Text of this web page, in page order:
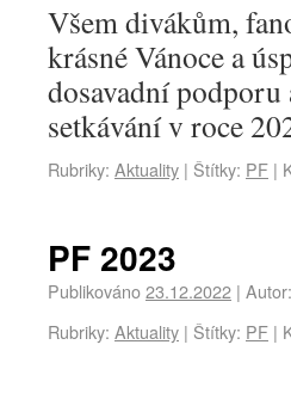
Všem divákům,
krásné Vánoce a
dosavadní podporu
setkávání v roce
Rubriky: Aktuality | Štítky: PF |
PF 2023
Publikováno23.12.2022 | Autor:
Rubriky: Aktuality | Štítky: PF |